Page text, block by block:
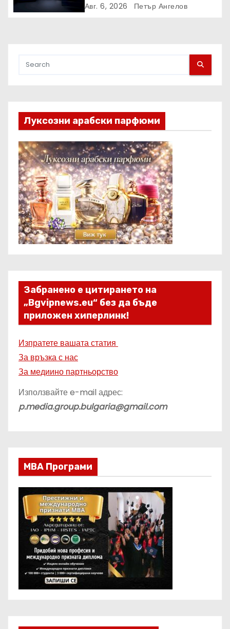
Авг. 6, 2026 Петър Ангелов
Луксозни арабски парфюми
Забранено е цитирането на
„Bgvipnews.eu“ без да бъде
приложен хиперлинк!
Изпратете вашата статия
За връзка с нас
За медиино партньорство
Използвайте e-mail адрес:
p.media.group.bulgaria@gmail.com
МВА Програми